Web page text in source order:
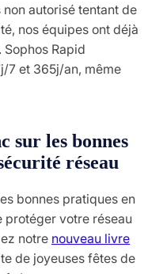
autorisé tentant de
nos équipes ont déjà
Rapid
7 et 365j/an, même
sur les bonnes
réseau
bonnes pratiques en
protéger votre réseau
notre nouveau livre
de joyeuses fêtes de